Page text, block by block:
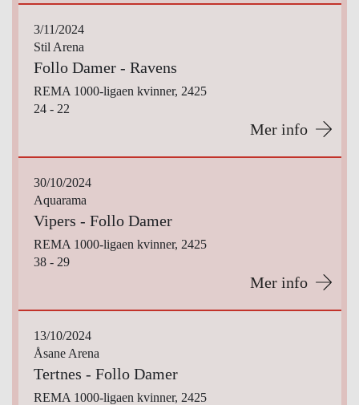
3/11/2024
Stil Arena
Follo Damer - Ravens
REMA 1000-ligaen kvinner, 2425
24 - 22
Mer info
30/10/2024
Aquarama
Vipers - Follo Damer
REMA 1000-ligaen kvinner, 2425
38 - 29
Mer info
13/10/2024
Åsane Arena
Tertnes - Follo Damer
REMA 1000-ligaen kvinner, 2425